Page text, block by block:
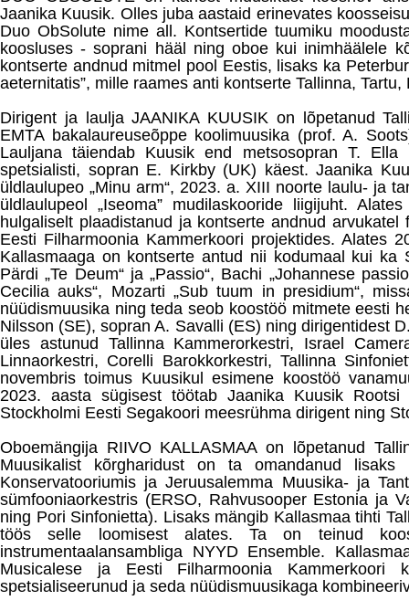
Jaanika Kuusik. Olles juba aastaid erinevates
Duo ObSolute nime all. Kontsertide tuumiku
koosluses - soprani hääl ning oboe kui inimhäälele
kontserte andnud mitmel pool Eestis, lisaks ka
aeternitatis”, mille raames anti kontserte Tallinna,
Dirigent ja laulja JAANIKA KUUSIK on lõpetanud
EMTA bakalaureuseõppe koolimuusika (prof. A.
Lauljana täiendab Kuusik end metsosopran T.
spetsialisti, sopran E. Kirkby (UK) käest. Jaanika
üldlaulupeo „Minu arm“, 2023. a. XIII noorte laulu- ja
üldlaulupeol „Iseoma” mudilaskooride liigijuht.
hulgaliselt plaadistanud ja kontserte andnud
Eesti Filharmoonia Kammerkoori projektides. Alates
Kallasmaaga on kontserte antud nii kodumaal kui
Pärdi „Te Deum“ ja „Passio“, Bachi „Johannese
Cecilia auks“, Mozarti „Sub tuum in presidium“,
nüüdismuusika ning teda seob koostöö mitmete eesti
Nilsson (SE), sopran A. Savalli (ES) ning dirigentidest
üles astunud Tallinna Kammerorkestri, Israel
Linnaorkestri, Corelli Barokkorkestri, Tallinna
novembris toimus Kuusikul esimene koostöö
2023. aasta sügisest töötab Jaanika Kuusik
Stockholmi Eesti Segakoori meesrühma dirigent ning
Oboemängija RIIVO KALLASMAA on lõpetanud
Muusikalist kõrgharidust on ta omandanud
Konservatooriumis ja Jeruusalemma Muusika- ja
sümfooniaorkestris (ERSO, Rahvusooper Estonia ja
ning Pori Sinfonietta). Lisaks mängib Kallasmaa tihti
töös selle loomisest alates. Ta on teinud
instrumentaalansambliga NYYD Ensemble.
Musicalese ja Eesti Filharmoonia
spetsialiseerunud ja seda nüüdismuusikaga